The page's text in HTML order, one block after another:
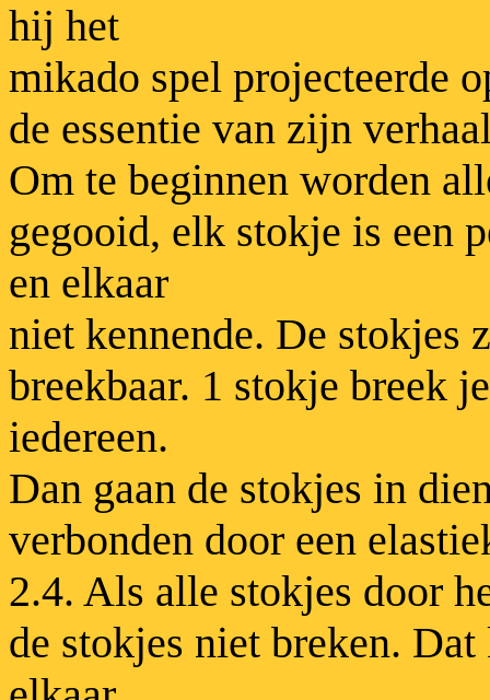
hij het
mikado spel projecteerde
de essentie van zijn
Om te beginnen worden
gegooid, elk stokje is een
en elkaar
niet kennende. De
breekbaar. 1 stokje breek
iedereen.
Dan gaan de stokjes in
verbonden door een
2.4. Als alle stokjes door
de stokjes niet breken.